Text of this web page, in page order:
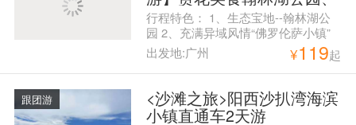
林茂盛； ★ ★饕餮盛宴：桌桌有
鱼，不怕不好味，就怕你吃太多！
充满异域风情的佛罗伦萨小
镇、北区渔村纯玩一天游
行程特色： 1、生态宝地--翰林湖公
园 2、充满异域风情“佛罗伦萨小镇”
3、南海最后一个纯渔民村落“北区渔
村” 上车点： 08：00海珠广场华厦大
酒店旁边中国银行门口（海珠广场地
铁站F出口） 07：30天河城南门（体
育西地铁C出口）
出发地:广州 ¥119起
跟团游 <沙滩之旅>阳西沙扒湾海滨
小镇直通车2天游